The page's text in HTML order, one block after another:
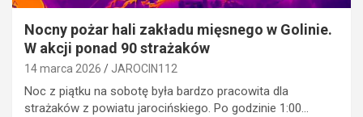
Nocny pożar hali zakładu mięsnego w Golinie.
W akcji ponad 90 strażaków
14 marca 2026 JAROCIN112
Noc z piątku na sobotę była bardzo pracowita dla
strażaków z powiatu jarocińskiego. Po godzinie 1:00…